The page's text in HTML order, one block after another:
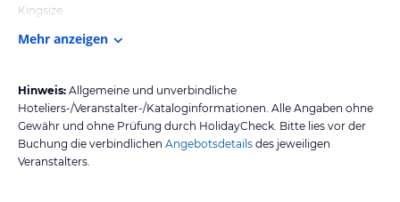
Kingsize
Mehr anzeigen
Hinweis: Allgemeine und unverbindliche
Hoteliers-/Veranstalter-/Kataloginformationen. Alle Angaben ohne
Gewähr und ohne Prüfung durch HolidayCheck. Bitte lies vor der
Buchung die verbindlichen Angebotsdetails des jeweiligen
Veranstalters.